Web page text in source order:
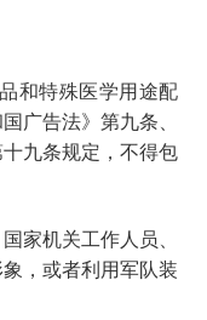
和特殊医学用途配
广告法》第九条、
九条规定，不得包
家机关工作人员、
，或者利用军队装